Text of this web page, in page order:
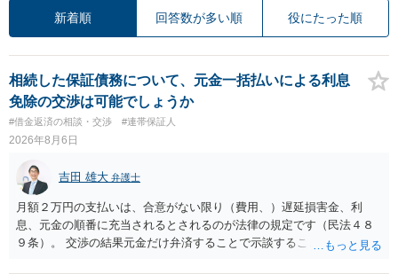
新着順 回答数が多い順 役にたった順
相続した保証債務について、元金一括払いによる利息
免除の交渉は可能でしょうか
#借金返済の相談・交渉 #連帯保証人
2026年8月6日
吉田 雄大 弁護士
月額２万円の支払いは、合意がない限り（費用、）遅延損害金、利
息、元金の順番に充当されるとされるのが法律の規定です（民法４８
９条）。 交渉の結果元金だけ弁済することで示談することは、弁護士